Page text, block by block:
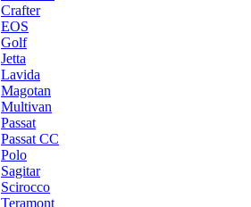
Crafter
EOS
Golf
Jetta
Lavida
Magotan
Multivan
Passat
Passat CC
Polo
Sagitar
Scirocco
Teramont